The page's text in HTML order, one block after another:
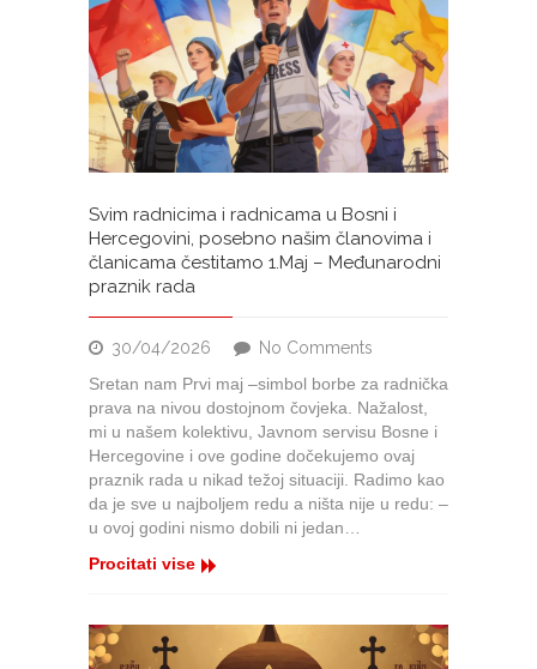
Svim radnicima i radnicama u Bosni i
Hercegovini, posebno našim članovima i
članicama čestitamo 1.Maj – Međunarodni
praznik rada
30/04/2026 No Comments
radnicima
i
radnicama
u
Bosni
i
i
članicama
Sretan nam Prvi maj –simbol borbe za radnička
prava na nivou dostojnom čovjeka. Nažalost,
mi u našem kolektivu, Javnom servisu Bosne i
Hercegovine i ove godine dočekujemo ovaj
praznik rada u nikad težoj situaciji. Radimo kao
da je sve u najboljem redu a ništa nije u redu: –
u ovoj godini nismo dobili ni jedan…
Procitati vise